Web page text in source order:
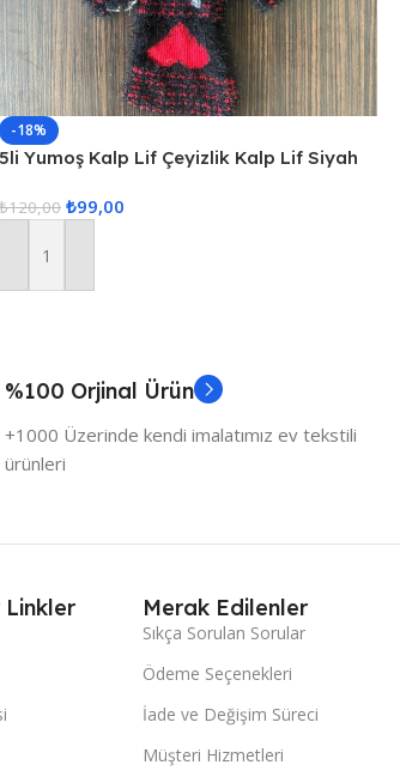
-18%
5li Yumoş Kalp Lif Çeyizlik Kalp Lif Siyah
₺120,00 ₺99,00
Sepete Ekle
%100 Orjinal Ürün
+1000 Üzerinde kendi imalatımız ev tekstili
ürünleri
Merak Edilenler
Sıkça Sorulan Sorular
Ödeme Seçenekleri
İade ve Değişim Süreci
Müşteri Hizmetleri